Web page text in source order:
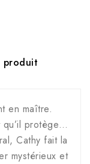
produit
en maître.
qu’il protège…
Cathy fait la
mystérieux et